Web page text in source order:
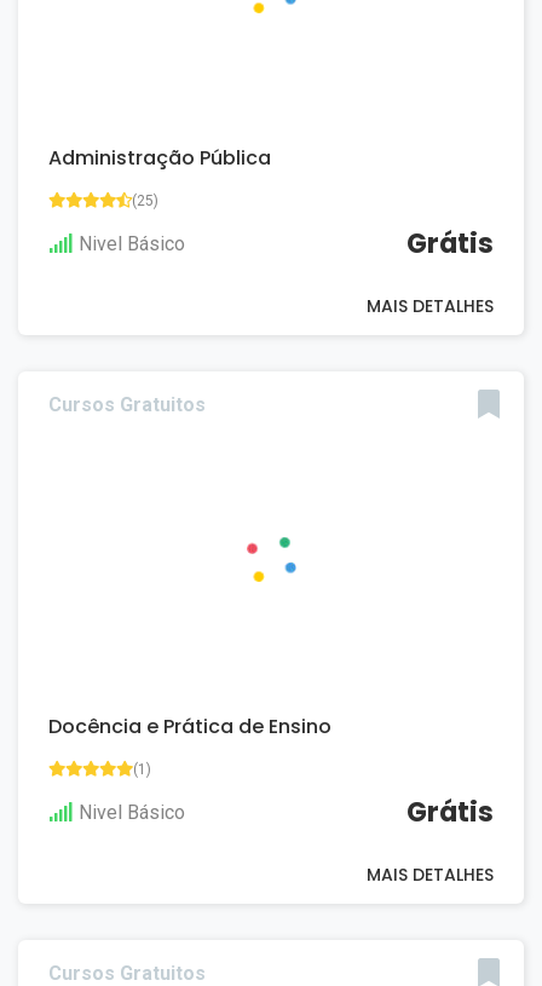
Administração Pública
(25)
Nivel Básico Grátis
MAIS DETALHES
Cursos Gratuitos
Docência e Prática de Ensino
(1)
Nivel Básico Grátis
MAIS DETALHES
Cursos Gratuitos